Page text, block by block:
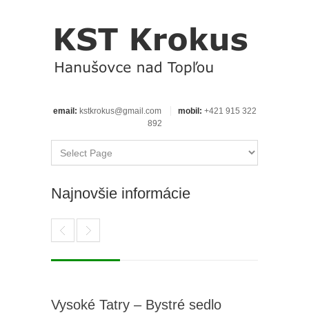
email: kstkrokus@gmail.com mobil: +421 915 322
892
Najnovšie informácie
Vysoké Tatry – Bystré sedlo